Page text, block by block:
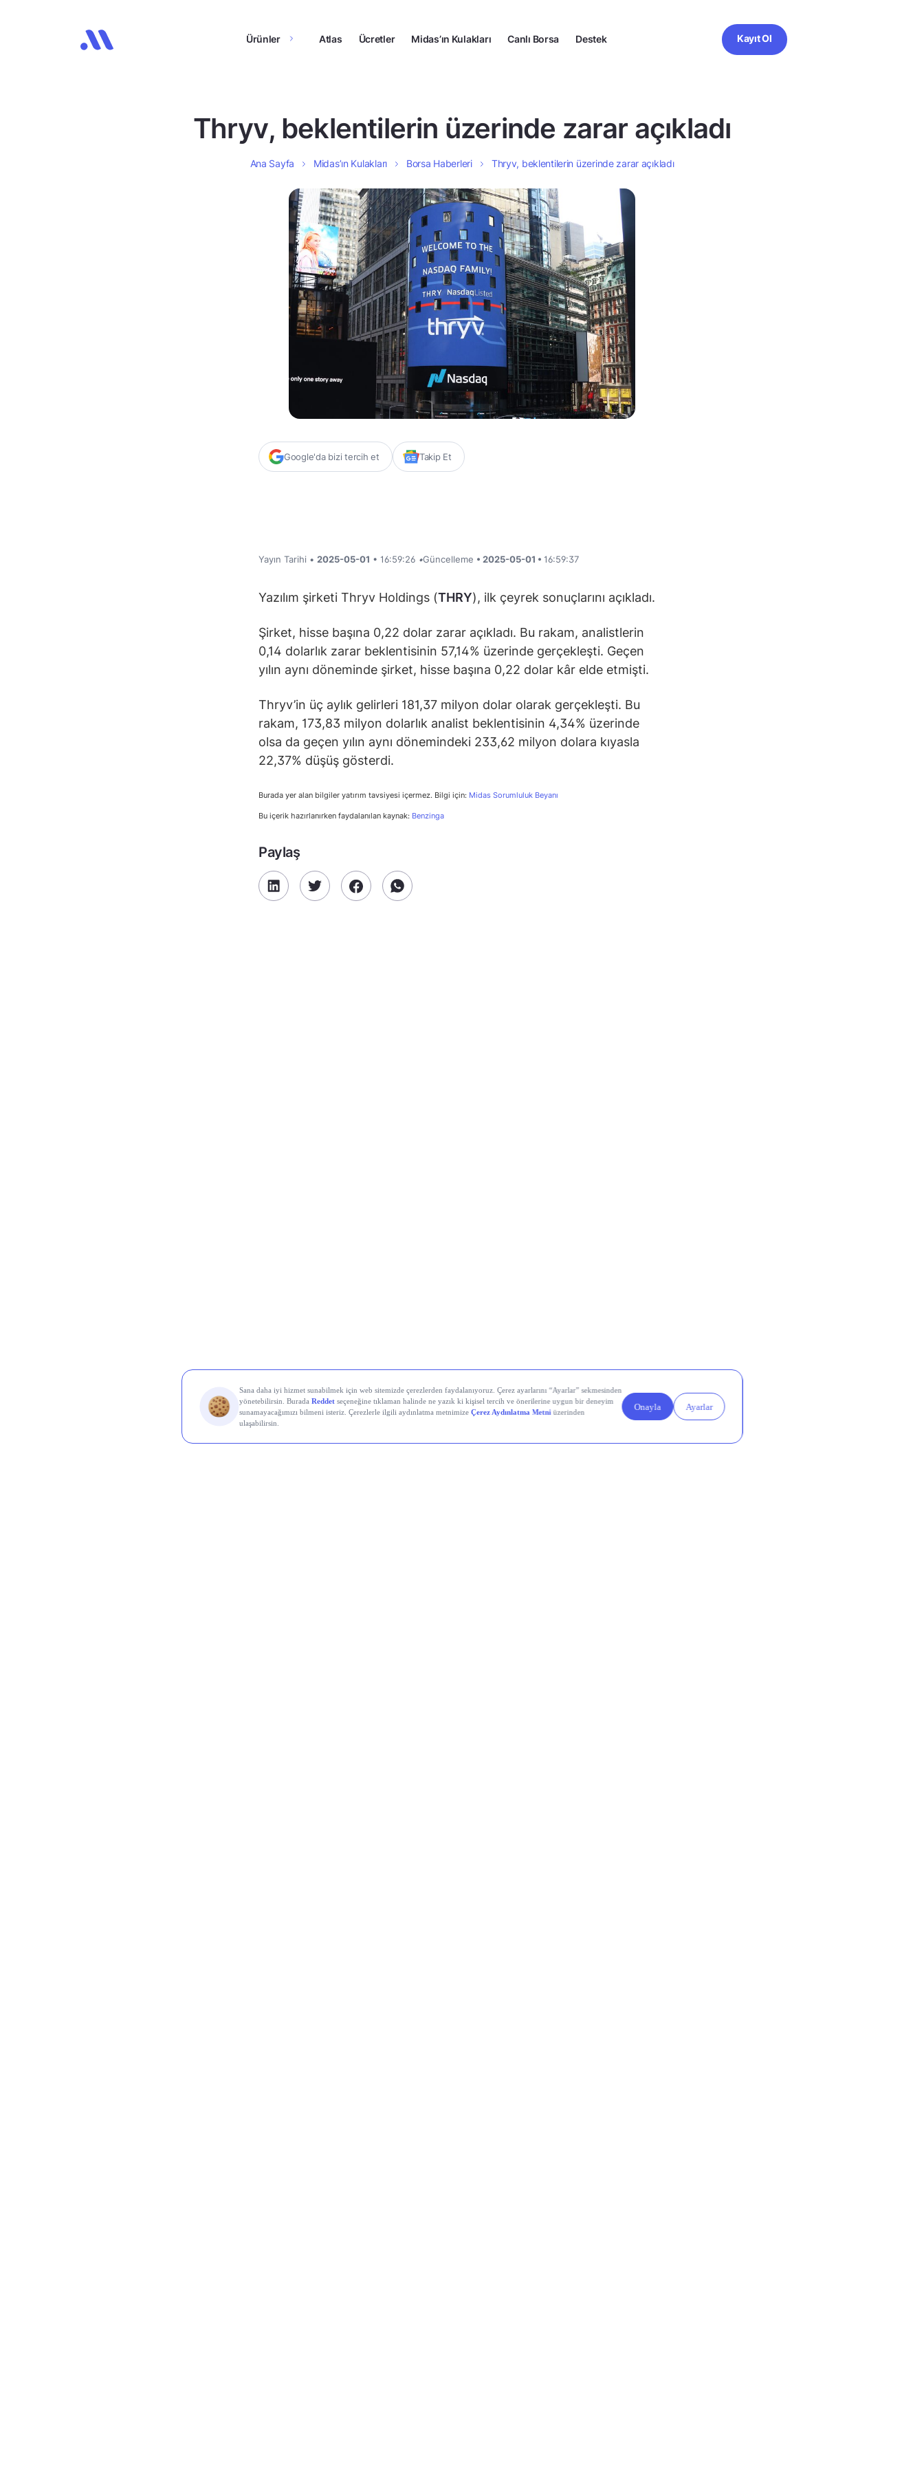
Ürünler Atlas Ücretler Midas’ın Kulakları Canlı Borsa Destek Kayıt Ol
Thryv, beklentilerin üzerinde zarar açıkladı
Ana Sayfa Midas’ın Kulakları Borsa Haberleri Thryv, beklentilerin üzerinde zarar açıkladı
Google'da bizi tercih et Takip Et
Yayın Tarihi • 2025-05-01 • 16:59:26 •Güncelleme • 2025-05-01 • 16:59:37
Yazılım şirketi Thryv Holdings (THRY), ilk çeyrek sonuçlarını açıkladı.
Şirket, hisse başına 0,22 dolar zarar açıkladı. Bu rakam, analistlerin
0,14 dolarlık zarar beklentisinin 57,14% üzerinde gerçekleşti. Geçen
yılın aynı döneminde şirket, hisse başına 0,22 dolar kâr elde etmişti.
Thryv’in üç aylık gelirleri 181,37 milyon dolar olarak gerçekleşti. Bu
rakam, 173,83 milyon dolarlık analist beklentisinin 4,34% üzerinde
olsa da geçen yılın aynı dönemindeki 233,62 milyon dolara kıyasla
22,37% düşüş gösterdi.
Burada yer alan bilgiler yatırım tavsiyesi içermez. Bilgi için: Midas Sorumluluk Beyanı
Bu içerik hazırlanırken faydalanılan kaynak: Benzinga
Paylaş